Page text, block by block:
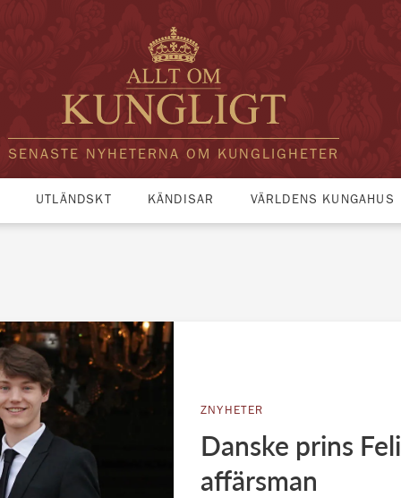
SENASTE NYHETERNA OM KUNGLIGHETER
UTLÄNDSKT KÄNDISAR VÄRLDENS KUNGAHUS
ZNYHETER
Danske prins
affärsman